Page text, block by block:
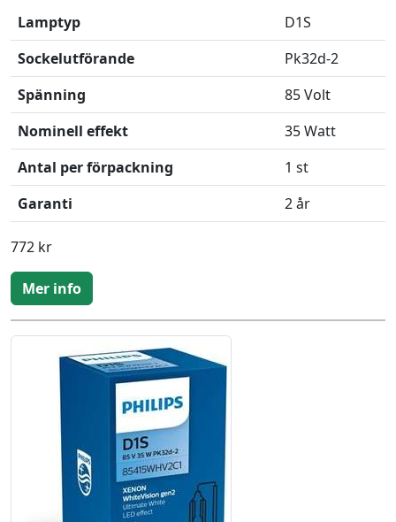
Lamptyp
D1S
Sockelutförande
Pk32d-2
Spänning
85 Volt
Nominell effekt
35 Watt
Antal per förpackning
1 st
Garanti
2 år
772 kr
Mer info